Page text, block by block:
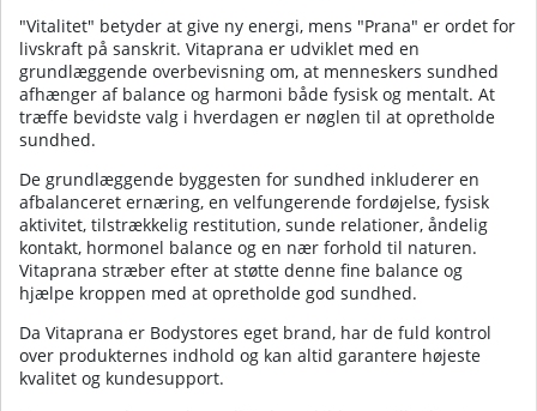
"Vitalitet" betyder at give ny energi, mens "Prana" er ordet for
livskraft på sanskrit. Vitaprana er udviklet med en
grundlæggende overbevisning om, at menneskers sundhed
afhænger af balance og harmoni både fysisk og mentalt. At
træffe bevidste valg i hverdagen er nøglen til at opretholde
sundhed.
De grundlæggende byggesten for sundhed inkluderer en
afbalanceret ernæring, en velfungerende fordøjelse, fysisk
aktivitet, tilstrækkelig restitution, sunde relationer, åndelig
kontakt, hormonel balance og en nær forhold til naturen.
Vitaprana stræber efter at støtte denne fine balance og
hjælpe kroppen med at opretholde god sundhed.
Da Vitaprana er Bodystores eget brand, har de fuld kontrol
over produkternes indhold og kan altid garantere højeste
kvalitet og kundesupport.